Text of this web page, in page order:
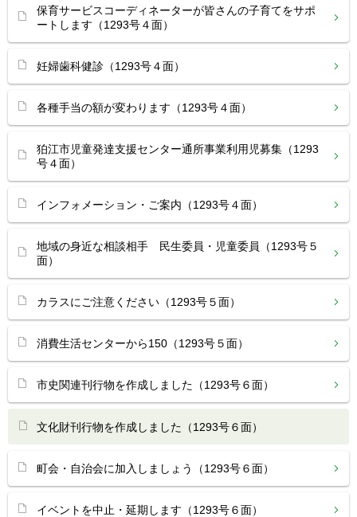
保育サービスコーディネーターが皆さんの子育てをサポ
ートします（1293号４面）
妊婦歯科健診（1293号４面）
各種手当の額が変わります（1293号４面）
狛江市児童発達支援センター通所事業利用児募集（1293
号４面）
インフォメーション・ご案内（1293号４面）
地域の身近な相談相手 民生委員・児童委員（1293号５
面）
カラスにご注意ください（1293号５面）
消費生活センターから150（1293号５面）
市史関連刊行物を作成しました（1293号６面）
文化財刊行物を作成しました（1293号６面）
町会・自治会に加入しましょう（1293号６面）
イベントを中止・延期します（1293号６面）